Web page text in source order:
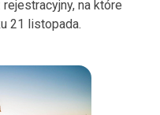
na które
21 listopada.